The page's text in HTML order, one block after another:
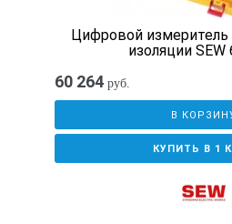
Цифровой измеритель
изоляции SEW
60 264 руб.
В
КУПИТЬ В 1